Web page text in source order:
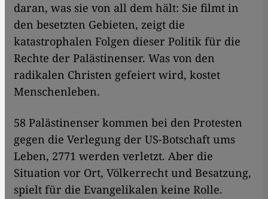
daran, was sie von all dem hält: Sie filmt in
den besetzten Gebieten, zeigt die
katastrophalen Folgen dieser Politik für die
Rechte der Palästinenser. Was von den
radikalen Christen gefeiert wird, kostet
Menschenleben.
58 Palästinenser kommen bei den Protesten
gegen die Verlegung der US-Botschaft ums
Leben, 2771 werden verletzt. Aber die
Situation vor Ort, Völkerrecht und Besatzung,
spielt für die Evangelikalen keine Rolle.